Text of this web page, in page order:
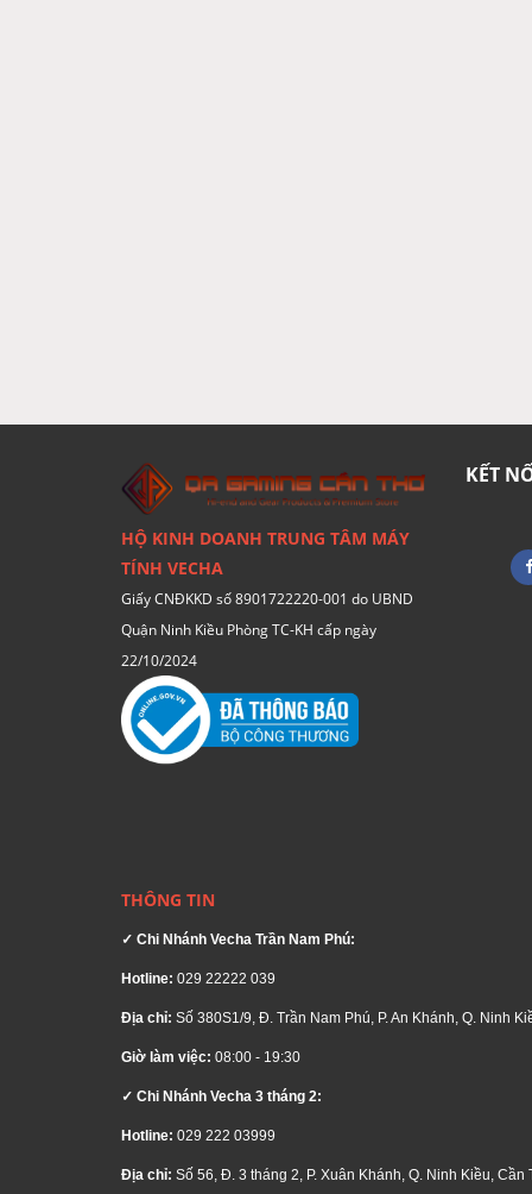
HỘ KINH DOANH TRUNG TÂM MÁY
TÍNH VECHA
Giấy CNĐKKD số 8901722220-001 do UBND
Quận Ninh Kiều Phòng TC-KH cấp ngày
22/10/2024
KẾT
THÔNG TIN
✓ Chi Nhánh Vecha Trần Nam Phú:
Hotline: 029 22222 039
Địa chỉ: Số 380S1/9, Đ. Trần Nam Phú, P. An Khánh, Q. Ninh
Giờ làm việc: 08:00 - 19:30
✓ Chi Nhánh Vecha 3 tháng 2:
Hotline: 029 222 03999
Địa chỉ: Số 56, Đ. 3 tháng 2, P. Xuân Khánh, Q. Ninh Kiều, Cần